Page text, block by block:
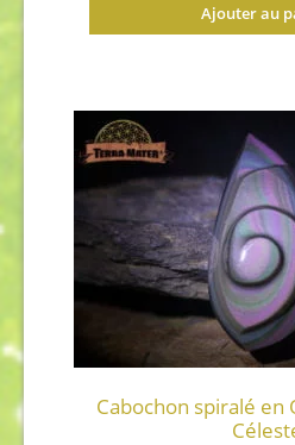
Ajouter au
Cabochon spiralé en